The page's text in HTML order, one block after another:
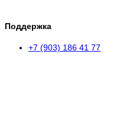
Поддержка
+7 (903) 186 41 77